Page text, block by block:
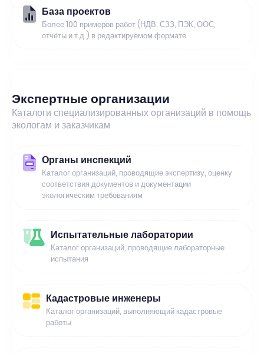
База проектов
Более 100 примеров работ (НДВ, СЗЗ, ПЭК, ООС,
отчёты и т.д.) в редактируемом формате
Экспертные организации
Каталоги специализированных организаций в помощь
экологам и заказчикам
Органы инспекций
Каталог организаций, проводящие экспертизу, оценку
соответствия документов и документации
экологическим требованиям
Испытательные лаборатории
Каталог организаций, проводящие лабораторные
испытания
Кадастровые инженеры
Каталог организаций, выполняющий кадастровые
работы